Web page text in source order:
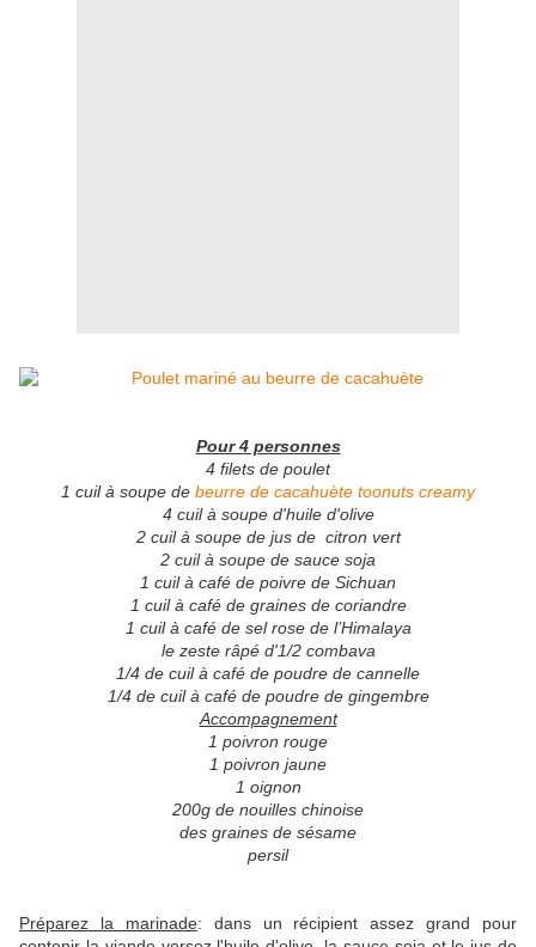
Pour 4 personnes
4 filets de poulet
1 cuil à soupe de beurre de cacahuète toonuts creamy
4 cuil à soupe d'huile d'olive
2 cuil à soupe de jus de citron vert
2 cuil à soupe de sauce soja
1 cuil à café de poivre de Sichuan
1 cuil à café de graines de coriandre
1 cuil à café de sel rose de l’Himalaya
le zeste râpé d'1/2 combava
1/4 de cuil à café de poudre de cannelle
1/4 de cuil à café de poudre de gingembre
Accompagnement
1 poivron rouge
1 poivron jaune
1 oignon
200g de nouilles chinoise
des graines de sésame
persil
Préparez la marinade: dans un récipient assez grand pour